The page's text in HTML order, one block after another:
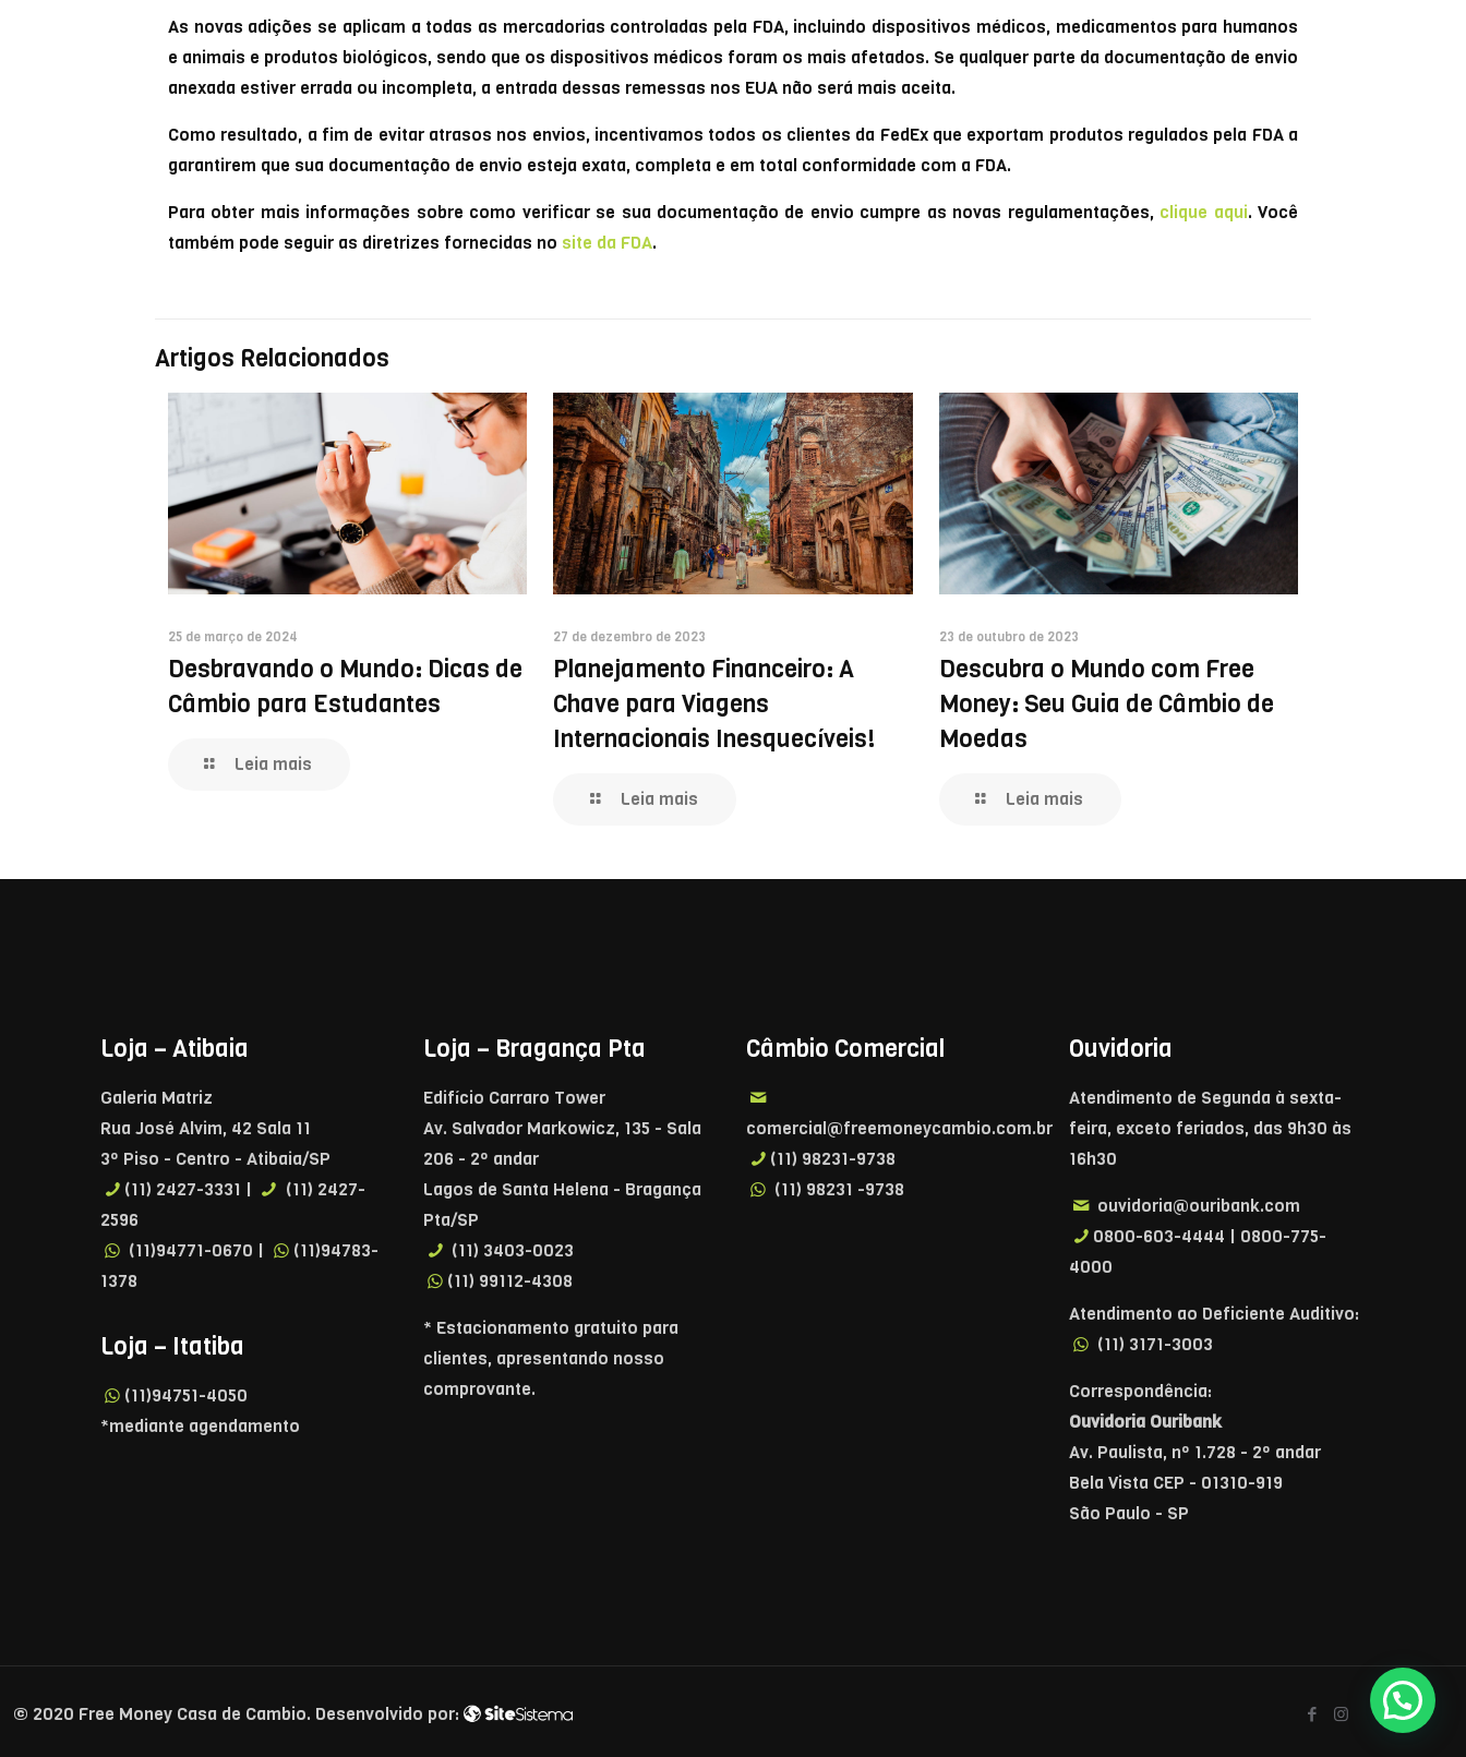
As novas adições se aplicam a todas as mercadorias controladas pela FDA, incluindo dispositivos médicos, medicamentos para humanos
e animais e produtos biológicos, sendo que os dispositivos médicos foram os mais afetados. Se qualquer parte da documentação de envio
anexada estiver errada ou incompleta, a entrada dessas remessas nos EUA não será mais aceita.
Como resultado, a fim de evitar atrasos nos envios, incentivamos todos os clientes da FedEx que exportam produtos regulados pela FDA a
garantirem que sua documentação de envio esteja exata, completa e em total conformidade com a FDA.
Para obter mais informações sobre como verificar se sua documentação de envio cumpre as novas regulamentações, clique aqui. Você
também pode seguir as diretrizes fornecidas no site da FDA.
Artigos Relacionados
25 de março de 2024
Desbravando o Mundo: Dicas de
Câmbio para Estudantes
Leia mais
27 de dezembro de 2023
Planejamento Financeiro: A
Chave para Viagens
Internacionais Inesquecíveis!
Leia mais
23 de outubro de 2023
Descubra o Mundo com Free
Money: Seu Guia de Câmbio de
Moedas
Leia mais
Loja – Atibaia
Galeria Matriz
Rua José Alvim, 42 Sala 11
3º Piso - Centro - Atibaia/SP
(11) 2427-3331 |
(11) 2427-
2596
(11)94771-0670 |
(11)94783-
1378
Loja – Itatiba
(11)94751-4050
*mediante agendamento
Loja – Bragança Pta
Edifício Carraro Tower
Av. Salvador Markowicz, 135 - Sala
206 - 2º andar
Lagos de Santa Helena - Bragança
Pta/SP
(11) 3403-0023
(11) 99112-4308
* Estacionamento gratuito para
clientes, apresentando nosso
comprovante.
Câmbio Comercial
comercial@freemoneycambio.com.br
(11) 98231-9738
(11) 98231 -9738
Ouvidoria
Atendimento de Segunda à sexta-
feira, exceto feriados, das 9h30 às
16h30
ouvidoria@ouribank.com
0800-603-4444 | 0800-775-
4000
Atendimento ao Deficiente Auditivo:
(11) 3171-3003
Correspondência:
Ouvidoria Ouribank
Av. Paulista, nº 1.728 - 2º andar
Bela Vista CEP - 01310-919
São Paulo - SP
© 2020 Free Money Casa de Cambio. Desenvolvido por: